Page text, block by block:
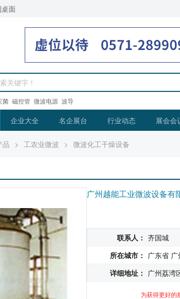
面
菌 磁控管 微波电源 波导
企业大全 名企展台 行业动态 展会会
品 > 工农业微波 > 微波化工干燥设备
广州越能工业微波设备有
联系人： 齐国城
所在城市： 广东省 广
详细地址： 广州荔湾
为获得更好的